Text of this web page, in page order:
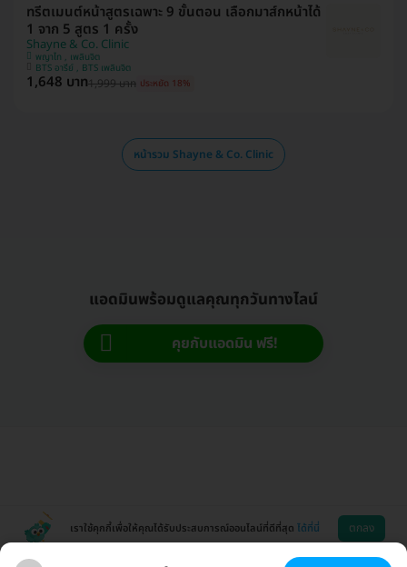
ทรีตเมนต์หน้าสูตรเฉพาะ 9 ขั้นตอน เลือกมาส์กหน้าได้
1 จาก 5 สูตร 1 ครั้ง
Shayne & Co. Clinic
พญาไท , เพลินจิต
BTS อารีย์ , BTS เพลินจิต
1,648 บาท1,999 บาท ประหยัด 18%
หน้ารวม Shayne & Co. Clinic
แอดมินพร้อมดูแลคุณทุกวันทางไลน์
คุยกับแอดมิน ฟรี!
เราใช้คุกกี้เพื่อให้คุณได้รับประสบการณ์ออนไลน์ที่ดีที่สุด ได้ที่นี่ ตกลง